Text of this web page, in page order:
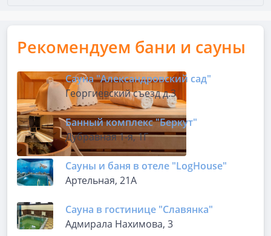
Рекомендуем бани и сауны
Сауна "Александровский сад"
Георгиевский съезд д.3
Банный комплекс "Беркут"
Дубравная 1-я, 1Г
Сауны и баня в отеле "LogHousе"
Артельная, 21А
Сауна в гостинице "Славянка"
Адмирала Нахимова, 3